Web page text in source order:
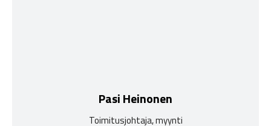
Pasi Heinonen
Toimitusjohtaja, myynti